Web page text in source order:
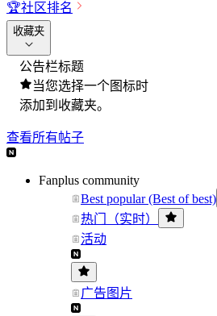
🏆社区排名
收藏夹
公告栏标题
当您选择一个图标时
添加到收藏夹。
查看所有帖子
Fanplus community
Best popular (Best of best)
热门（实时）
活动
广告图片